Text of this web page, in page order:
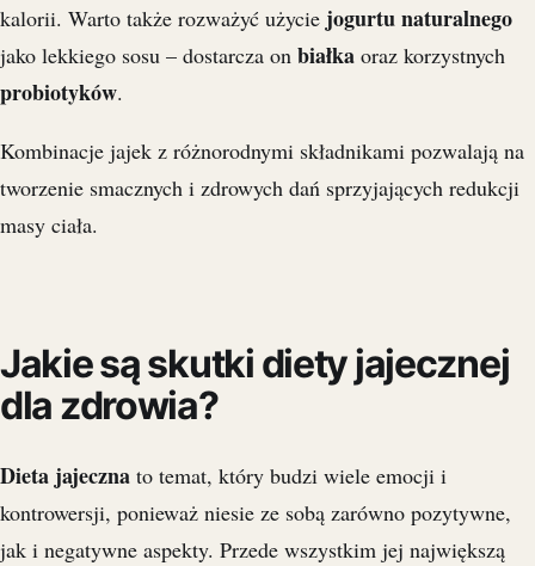
kalorii. Warto także rozważyć użycie jogurtu naturalnego
jako lekkiego sosu – dostarcza on białka oraz korzystnych
probiotyków.
Kombinacje jajek z różnorodnymi składnikami pozwalają na
tworzenie smacznych i zdrowych dań sprzyjających redukcji
masy ciała.
Jakie są skutki diety jajecznej
dla zdrowia?
Dieta jajeczna to temat, który budzi wiele emocji i
kontrowersji, ponieważ niesie ze sobą zarówno pozytywne,
jak i negatywne aspekty. Przede wszystkim jej największą